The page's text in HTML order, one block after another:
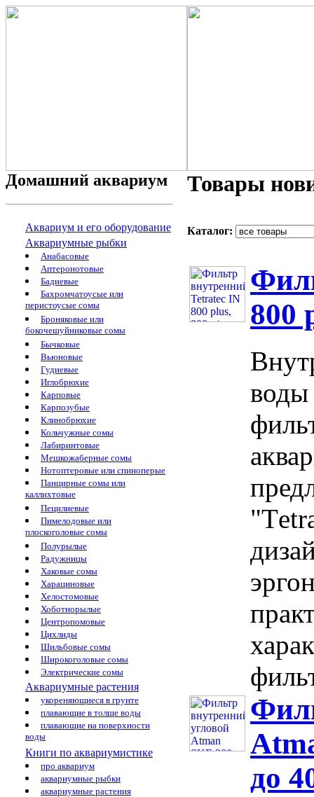
Домашний аквариум
Аквариум и его оборудование
Аквариумные рыбки
Анабасовые
Аптеронотовые
Бадиевые
Бахромчатоусые или
перистоусые сомы
Броняковые или
бокочешуйниковые сомы
Бычковые
Вьюновые
Гудиевые
Иглобрюхие
Карповые
Карпозубые
Клинобрюхие
Кольчужные сомы
Лабиринтовые
Мешкожаберные сомы
Нотоптеровые или спиноперые
Панцирные сомы или
каллихтовые
Пецилиевые
Пимелодовые или
плоскоголовые сомы
Полурылые
Радужницы
Хаковые сомы
Харациновые
Хелостомовые
Хоботнорылые
Центропомовые
Цихлиды
Шильбовые сомы
Широкоголовые сомы
Электрические сомы
Аквариумные растения
укореняющиеся в грунте
плавающие в толще воды
плавающие на поверхности
воды
Книги по аквариумистике
про аквариум
аквариумные рыбки
аквариумные растения
Товары
Каталог:
800
воды
до